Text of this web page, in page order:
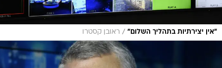
"אין יצירתיות בתהליך השלום" / ראובן קסטרו